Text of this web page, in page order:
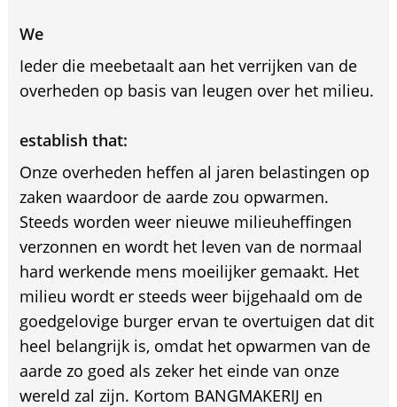
We
Ieder die meebetaalt aan het verrijken van de
overheden op basis van leugen over het milieu.
establish that:
Onze overheden heffen al jaren belastingen op
zaken waardoor de aarde zou opwarmen.
Steeds worden weer nieuwe milieuheffingen
verzonnen en wordt het leven van de normaal
hard werkende mens moeilijker gemaakt. Het
milieu wordt er steeds weer bijgehaald om de
goedgelovige burger ervan te overtuigen dat dit
heel belangrijk is, omdat het opwarmen van de
aarde zo goed als zeker het einde van onze
wereld zal zijn. Kortom BANGMAKERIJ en